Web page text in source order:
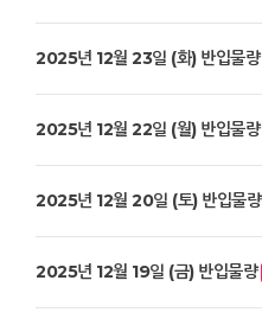
2025년 12월 23일 (화) 반입물량
2025년 12월 22일 (월) 반입물량
2025년 12월 20일 (토) 반입물량
2025년 12월 19일 (금) 반입물량